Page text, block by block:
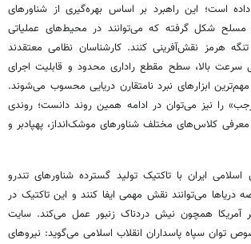
است؛ این راهبرد بر اساس بهره‌گیری از شناورهای
شکل گرفته که می‌توانند در محیط‌های عملیاتی
هرمز نقش‌آفرینی کنند. کارشناسان نظامی معتقدند
سرعت بالا، سطح مقطع راداری محدود و قابلیت اجرای
ابزارهای نبرد نامتقارن دریایی محسوب می‌شوند.
از شناور «۲۷ رجب» را نیز می‌توان در ادامه همین روند دانست؛ روندی
کلاس‌های مختلف شناورهای موشک‌انداز، پهپادبر و
ایران با تاکتیک تولید گسترده شناورهای تندرو
دریاها می‌توانند نقش مهمی ایفا کنند و این تاکتیک در
آمریکا همچون نیش دردناک زنبور عمل می‌کند. سایت
توان سپاه پاسداران انقلاب اسلامی می‌گوید: نیروهای